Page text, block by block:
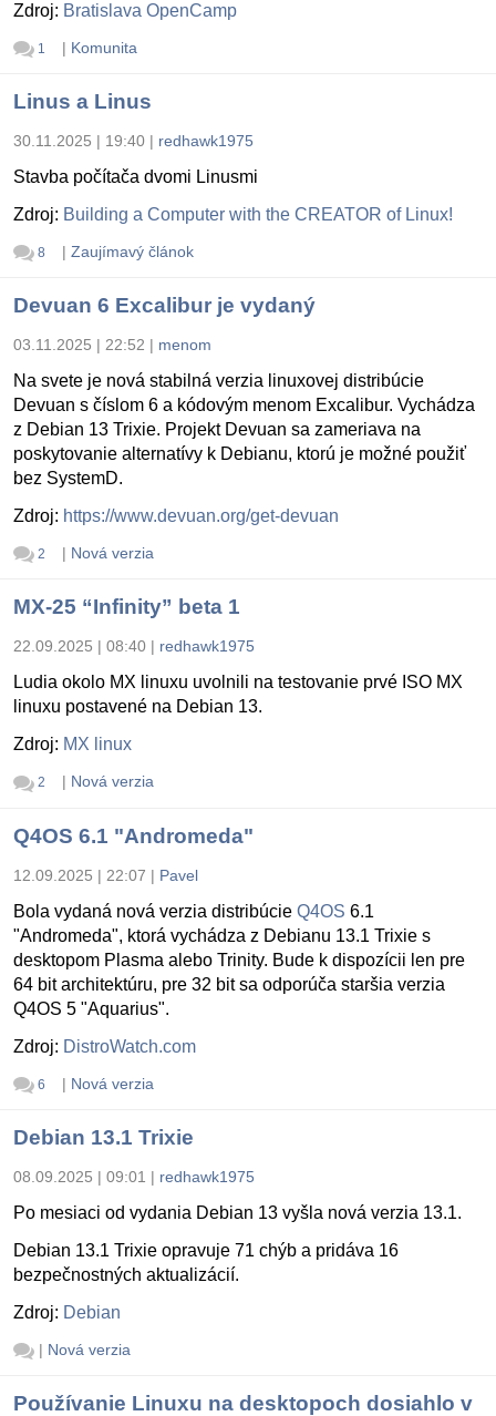
Zdroj: Bratislava OpenCamp
1 | Komunita
Linus a Linus
30.11.2025 | 19:40 | redhawk1975
Stavba počítača dvomi Linusmi
Zdroj: Building a Computer with the CREATOR of Linux!
8 | Zaujímavý článok
Devuan 6 Excalibur je vydaný
03.11.2025 | 22:52 | menom
Na svete je nová stabilná verzia linuxovej distribúcie
Devuan s číslom 6 a kódovým menom Excalibur. Vychádza
z Debian 13 Trixie. Projekt Devuan sa zameriava na
poskytovanie alternatívy k Debianu, ktorú je možné použiť
bez SystemD.
Zdroj: https://www.devuan.org/get-devuan
2 | Nová verzia
MX-25 “Infinity” beta 1
22.09.2025 | 08:40 | redhawk1975
Ludia okolo MX linuxu uvolnili na testovanie prvé ISO MX
linuxu postavené na Debian 13.
Zdroj: MX linux
2 | Nová verzia
Q4OS 6.1 "Andromeda"
12.09.2025 | 22:07 | Pavel
Bola vydaná nová verzia distribúcie Q4OS 6.1
"Andromeda", ktorá vychádza z Debianu 13.1 Trixie s
desktopom Plasma alebo Trinity. Bude k dispozícii len pre
64 bit architektúru, pre 32 bit sa odporúča staršia verzia
Q4OS 5 "Aquarius".
Zdroj: DistroWatch.com
6 | Nová verzia
Debian 13.1 Trixie
08.09.2025 | 09:01 | redhawk1975
Po mesiaci od vydania Debian 13 vyšla nová verzia 13.1.
Debian 13.1 Trixie opravuje 71 chýb a pridáva 16
bezpečnostných aktualizácií.
Zdroj: Debian
| Nová verzia
Používanie Linuxu na desktopoch dosiahlo v